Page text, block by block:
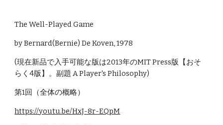
The Well-Played Game
by Bernard(Bernie) De Koven, 1978
(現在新品で入手可能な版は2013年のMIT Press版【おそ
らく4版】。副題 A Player's Philosophy)
第1回（全体の概略）
https://youtu.be/HxJ-8r-EQpM